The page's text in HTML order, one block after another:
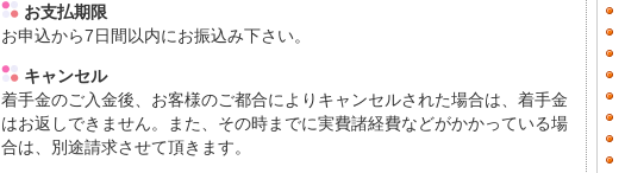
お支払期限
お申込から7日間以内にお振込み下さい。
キャンセル
着手金のご入金後、お客様のご都合によりキャンセルされた場合は、着手金
はお返しできません。また、その時までに実費諸経費などがかかっている場
合は、別途請求させて頂きます。